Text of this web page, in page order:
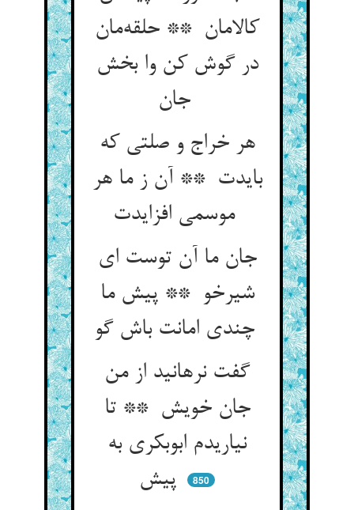
کالامان ** حلقه‌مان
در گوش کن وا بخش
جان
هر خراج و صلتی که
بایدت ** آن ز ما هر
موسمی افزایدت
جان ما آن توست ای
شیرخو ** پیش ما
چندی امانت باش گو
گفت نرهانید از من
جان خویش ** تا
نیاریدم ابوبکری به
850